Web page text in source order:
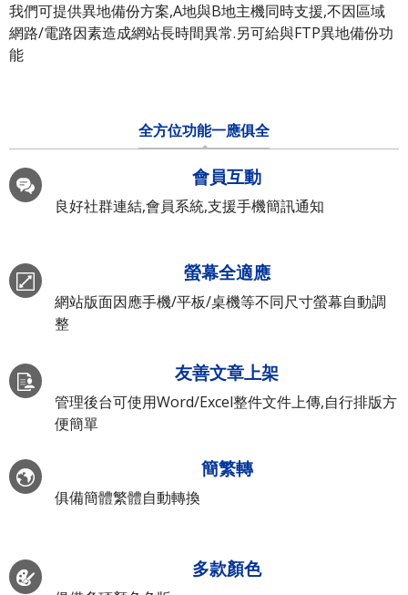
我們可提供異地備份方案,A地與B地主機同時支援,不因區域
網路/電路因素造成網站長時間異常.另可給與FTP異地備份功
能
全方位功能一應俱全
會員互動
良好社群連結,會員系統,支援手機簡訊通知
螢幕全適應
網站版面因應手機/平板/桌機等不同尺寸螢幕自動調
整
友善文章上架
管理後台可使用Word/Excel整件文件上傳,自行排版方
便簡單
簡繁轉
俱備簡體繁體自動轉換
多款顏色